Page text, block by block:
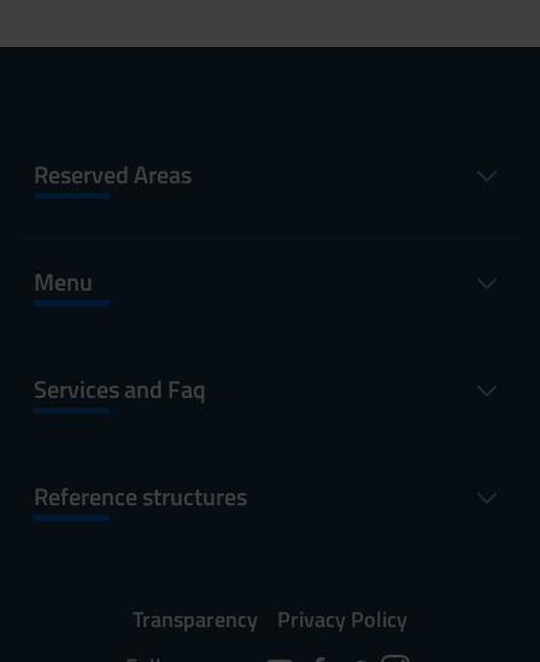
Reserved Areas
Menu
Services and Faq
Reference structures
Transparency
Privacy Policy